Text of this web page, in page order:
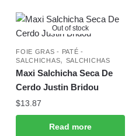
Out of stock
FOIE GRAS - PATÉ -
SALCHICHAS, SALCHICHAS
Maxi Salchicha Seca De
Cerdo Justin Bridou
$13.87
Read more